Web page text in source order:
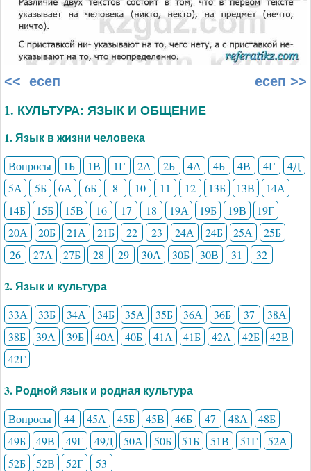
<< есеп есеп >>
1. КУЛЬТУРА: ЯЗЫК И ОБЩЕНИЕ
1. Язык в жизни человека
Вопросы 1Б 1В 1Г 2А 2Б 4А 4Б 4В 4Г
4Д
5А
5Б 6А 6Б 8 10 11 12 13Б 13В
14А
14Б
15Б 15В 16 17 18 19А 19Б 19В
19Г
20А
20Б 21А 21Б 22 23 24А 24Б 25А
25Б
26
27А 27Б 28 29 30А 30Б 30В 31 32
2. Язык и культура
33А 33Б 34А 34Б 35А 35Б 36А 36Б 37
38А
38Б
39А 39Б 40А 40Б 41А 41Б 42А 42Б
42В
42Г
3. Родной язык и родная культура
Вопросы 44 45А 45Б 45В 46Б 47 48А
48Б
49Б
49В 49Г 49Д 50А 50Б 51Б 51В 51Г
52А
52Б
52В 52Г 53